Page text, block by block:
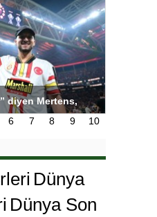
diyen Mertens,
ne istedi
6 7 8 9 10
Dünya
Dünya Son